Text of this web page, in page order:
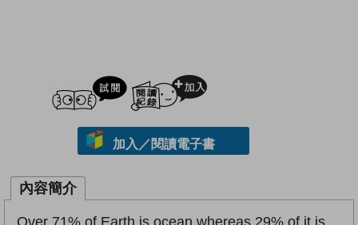
試閲
加入／閱讀電子書
內容簡介